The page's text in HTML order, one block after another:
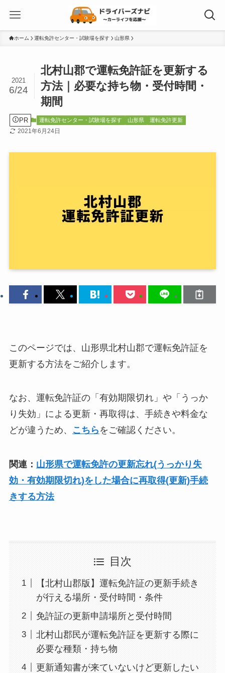
ホーム 運転免許センター・試験場を探す 山形県
北村山郡で運転免許証を更新する
方法｜必要な持ち物・受付時間・
期間
2021
6/24
PR 運転免許センター・試験場を探す 山形県 運転免許更新
2021年6月24日
このページでは、山形県北村山郡で運転免許証を
更新する方法をご紹介します。
なお、運転免許証の「有効期限切れ」や「うっか
り失効」による更新・再取得は、手続きや料金な
どが違うため、
こちら をご確認ください。
関連： 山形県で運転免許の更新忘れ(うっかり失
効・有効期限切れ)をした場合に再取得(更新)手続
きする方法
目次
【北村山郡版】運転免許証の更新手続き
が行える場所・受付時間・条件
免許証の更新申請場所と受付時間
北村山郡民が運転免許証を更新する際に
必要な種類・持ち物
更新通知書が来ていないけど更新したい